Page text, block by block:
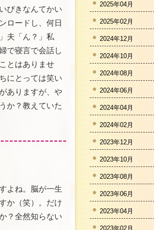
びきなんてかい
ロードし、何日
夫「ん？」私
で寝言で会話し
とはありませ
にとっては笑い
ありますが、や
か？教えていた
よね。脳が一生
か（笑）。だけ
？全然知らない
2025年04月
2025年02月
2024年12月
2024年10月
2024年08月
2024年06月
2024年04月
2024年02月
2023年12月
2023年10月
2023年08月
2023年06月
2023年04月
2023年02月